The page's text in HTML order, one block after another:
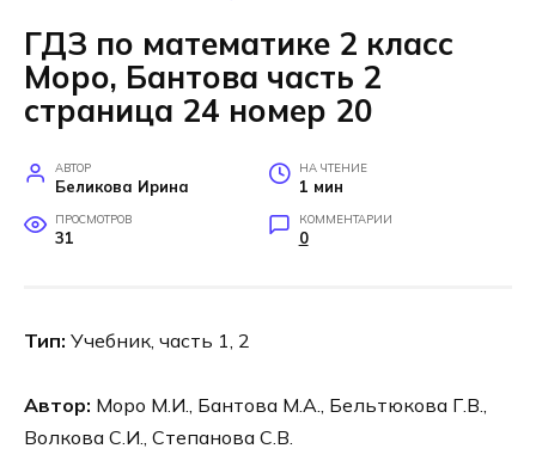
ГДЗ по математике 2 класс
Моро, Бантова часть 2
страница 24 номер 20
АВТОР
Беликова Ирина
НА ЧТЕНИЕ
1 мин
ПРОСМОТРОВ
31
КОММЕНТАРИИ
0
Тип: Учебник, часть 1, 2
Автор: Моро М.И., Бантова М.А., Бельтюкова Г.В.,
Волкова С.И., Степанова С.В.